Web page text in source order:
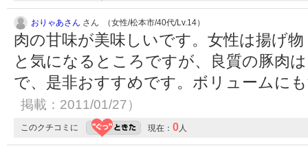
おりゃあさん さん （女性/松本市/40代/Lv.14）
肉の甘味が美味しいです。女性は揚げ
と気になるところですが、良質の豚肉
で、是非おすすめです。ボリュームに
掲載：2011/01/27）
このクチコミに 現在： 0人